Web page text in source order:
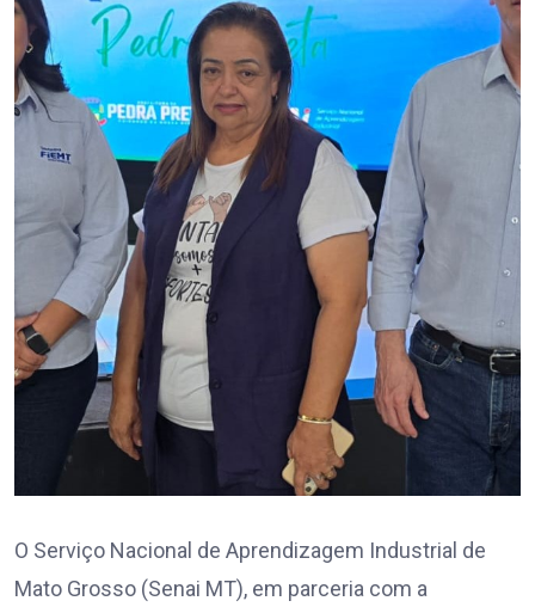
O Serviço Nacional de Aprendizagem Industrial de
Mato Grosso (Senai MT), em parceria com a